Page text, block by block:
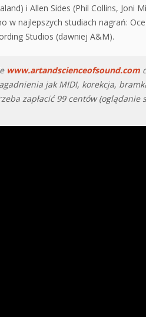
i Allen Sides (Phil Collins, Joni
w najlepszych studiach nagrań:
Studios (dawniej A&M).
www.artandscienceofsound.com
jak MIDI, korekcja,
zapłacić 99 centów